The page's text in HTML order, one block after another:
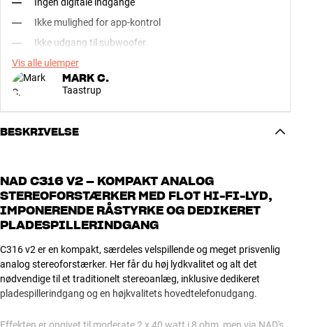
Ikke mulighed for app-kontrol
Ikke udgang til subwoofer
Vis alle ulemper
MARK C.
Taastrup
BESKRIVELSE
NAD C316 V2 – KOMPAKT ANALOG
STEREOFORSTÆRKER MED FLOT HI-FI-LYD,
IMPONERENDE RÅSTYRKE OG DEDIKERET
PLADESPILLERINDGANG
C316 v2 er en kompakt, særdeles velspillende og meget prisvenlig
analog stereoforstærker. Her får du høj lydkvalitet og alt det
nødvendige til et traditionelt stereoanlæg, inklusive dedikeret
pladespillerindgang og en højkvalitets hovedtelefonudgang.